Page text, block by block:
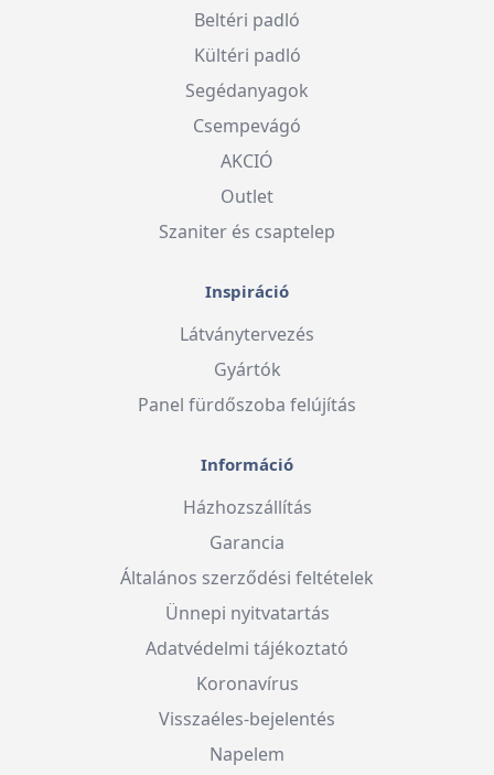
Beltéri padló
Kültéri padló
Segédanyagok
Csempevágó
AKCIÓ
Outlet
Szaniter és csaptelep
Inspiráció
Látványtervezés
Gyártók
Panel fürdőszoba felújítás
Információ
Házhozszállítás
Garancia
Általános szerződési feltételek
Ünnepi nyitvatartás
Adatvédelmi tájékoztató
Koronavírus
Visszaéles-bejelentés
Napelem